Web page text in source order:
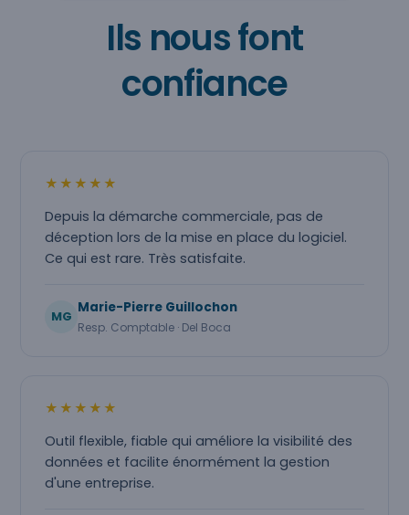
Ils nous font
confiance
★★★★★
Depuis la démarche commerciale, pas de
déception lors de la mise en place du logiciel.
Ce qui est rare. Très satisfaite.
MG
Marie-Pierre Guillochon
Resp. Comptable · Del Boca
★★★★★
Outil flexible, fiable qui améliore la visibilité des
données et facilite énormément la gestion
d'une entreprise.